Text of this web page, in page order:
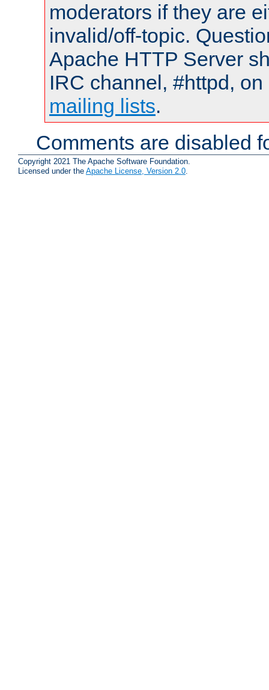
moderators if they are
invalid/off-topic.
Apache HTTP Server
IRC channel, #httpd,
mailing lists.
Comments are disabled
Copyright 2021 The Apache Software Foundation.
Licensed under the Apache License, Version 2.0